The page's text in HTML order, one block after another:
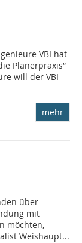
VBI hat
Planerpraxis“
will der VBI
mehr
über
mit
möchten,
Weishaupt...